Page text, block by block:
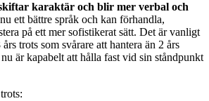
karaktär och blir mer verbal och
ett bättre språk och kan förhandla,
på ett mer sofistikerat sätt. Det är vanligt
trots som svårare att hantera än 2 års
är kapabelt att hålla fast vid sin ståndpunkt